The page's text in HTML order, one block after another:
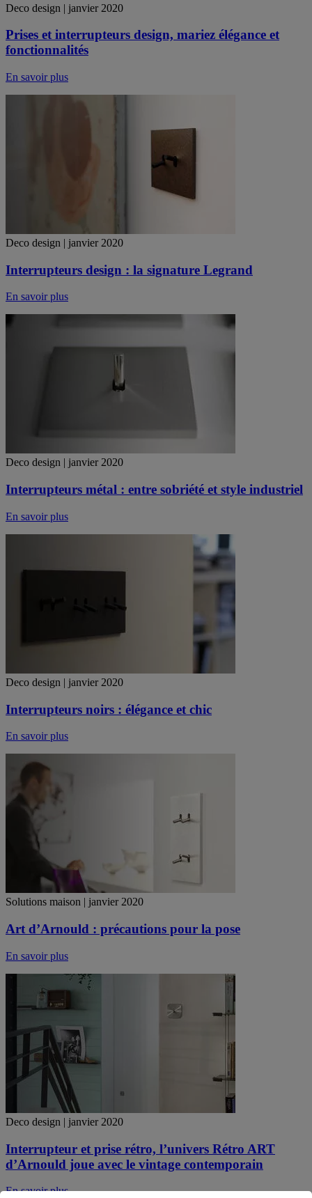
Deco design | janvier 2020
Prises et interrupteurs design, mariez élégance et
fonctionnalités
En savoir plus
Deco design | janvier 2020
Interrupteurs design : la signature Legrand
En savoir plus
Deco design | janvier 2020
Interrupteurs métal : entre sobriété et style industriel
En savoir plus
Deco design | janvier 2020
Interrupteurs noirs : élégance et chic
En savoir plus
Solutions maison | janvier 2020
Art d’Arnould : précautions pour la pose
En savoir plus
Deco design | janvier 2020
Interrupteur et prise rétro, l’univers Rétro ART
d’Arnould joue avec le vintage contemporain
En savoir plus